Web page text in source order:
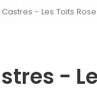
- Les Toits
-